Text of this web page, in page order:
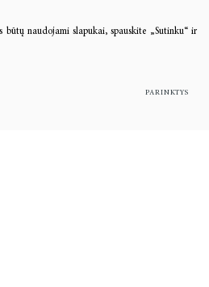
būtų naudojami slapukai, spauskite „Sutinku“ ir
PARINKTYS